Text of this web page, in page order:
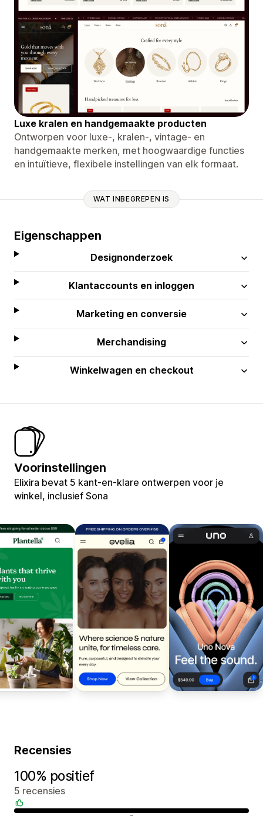
Luxe kralen en handgemaakte producten
Ontworpen voor luxe-, kralen-, vintage- en
handgemaakte merken, met hoogwaardige functies
en intuïtieve, flexibele instellingen van elk formaat.
WAT INBEGREPEN IS
Eigenschappen
Designonderzoek
Klantaccounts en inloggen
Marketing en conversie
Merchandising
Winkelwagen en checkout
Voorinstellingen
Elixira bevat 5 kant-en-klare ontwerpen voor je
winkel, inclusief Sona
Recensies
100% positief
5 recensies